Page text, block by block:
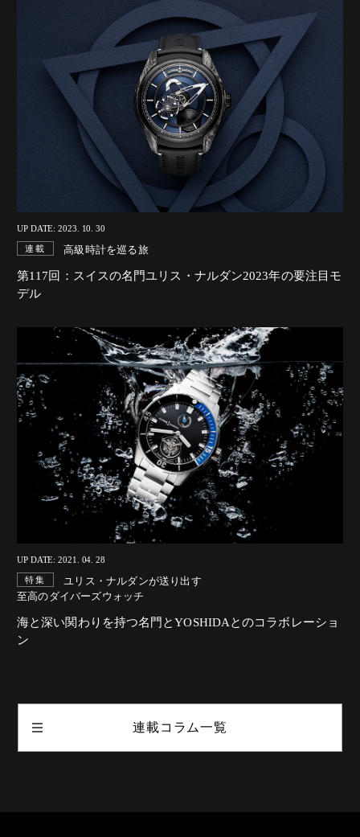
UP DATE: 2023. 10. 30
連載 高級時計を巡る旅
第117回：スイスの名門ユリス・ナルダン2023年の要注目モ
デル
UP DATE: 2021. 04. 28
特集
ユリス・ナルダンが送り出す
至高のダイバーズウォッチ
海と深い関わりを持つ名門とYOSHIDAとのコラボレーショ
ン
連載コラム一覧